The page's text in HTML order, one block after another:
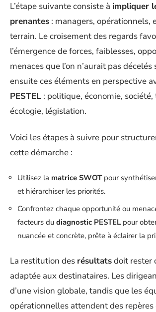
L’étape suivante consiste à impliquer
prenantes : managers, opérationnels,
terrain. Le croisement des regards
l’émergence de forces, faiblesses,
menaces que l’on n’aurait pas
ensuite ces éléments en perspective
PESTEL : politique, économie,
écologie, législation.
Voici les étapes à suivre pour
cette démarche :
Utilisez la matrice SWOTpour
et hiérarchiser les priorités.
Confrontez chaque opportunité ou
facteurs du diagnostic PESTELpour
nuancée et concrète, prête à éclairer la
La restitution des résultatsdoit rester
adaptée aux destinataires. Les
d’une vision globale, tandis que les
opérationnelles attendent des repères